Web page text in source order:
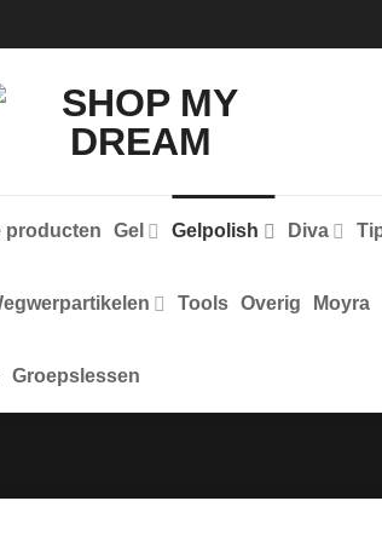
producten Gel Gelpolish Diva
Tools Overig Moyra
Groepslessen